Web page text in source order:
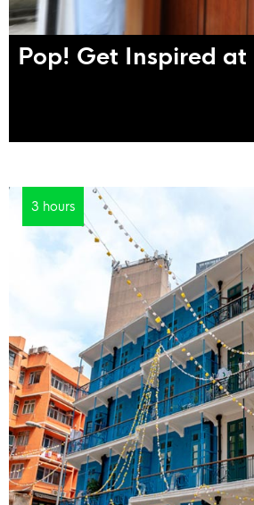
Pop! Get Inspired at
3 hours